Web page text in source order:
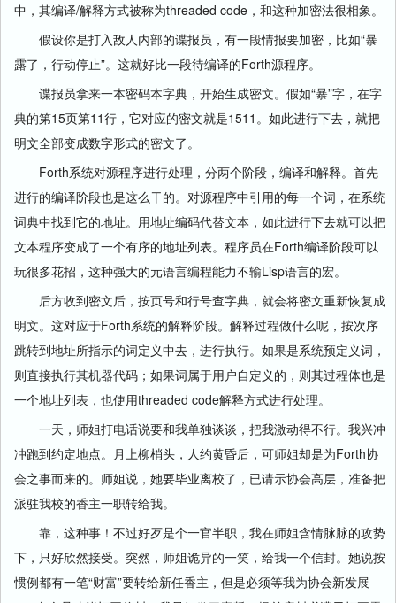
中，其编译/解释方式被称为threaded code，和这种加密法很相象。
假设你是打入敌人内部的谍报员，有一段情报要加密，比如“暴
露了，行动停止”。这就好比一段待编译的Forth源程序。
谍报员拿来一本密码本字典，开始生成密文。假如“暴”字，在字
典的第15页第11行，它对应的密文就是1511。如此进行下去，就把
明文全部变成数字形式的密文了。
Forth系统对源程序进行处理，分两个阶段，编译和解释。首先
进行的编译阶段也是这么干的。对源程序中引用的每一个词，在系统
词典中找到它的地址。用地址编码代替文本，如此进行下去就可以把
文本程序变成了一个有序的地址列表。程序员在Forth编译阶段可以
玩很多花招，这种强大的元语言编程能力不输Lisp语言的宏。
后方收到密文后，按页号和行号查字典，就会将密文重新恢复成
明文。这对应于Forth系统的解释阶段。解释过程做什么呢，按次序
跳转到地址所指示的词定义中去，进行执行。如果是系统预定义词，
则直接执行其机器代码；如果词属于用户自定义的，则其过程体也是
一个地址列表，也使用threaded code解释方式进行处理。
一天，师姐打电话说要和我单独谈谈，把我激动得不行。我兴冲
冲跑到约定地点。月上柳梢头，人约黄昏后，可师姐却是为Forth协
会之事而来的。师姐说，她要毕业离校了，已请示协会高层，准备把
派驻我校的香主一职转给我。
靠，这种事！不过好歹是个一官半职，我在师姐含情脉脉的攻势
下，只好欣然接受。突然，师姐诡异的一笑，给我一个信封。她说按
惯例都有一笔“财富”要转给新任香主，但是必须等我为协会新发展